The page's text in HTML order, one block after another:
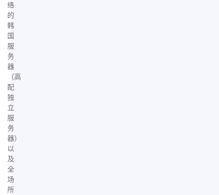
络
的
韩
国
服
务
器
（高
配
独
立
服
务
器）
以
及
全
场
所